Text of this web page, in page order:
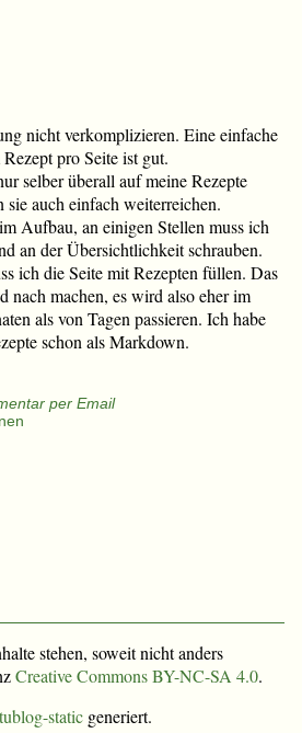
nicht verkomplizieren. Eine einfache
pro Seite ist gut.
selber überall auf meine Rezepte
sie auch einfach weiterreichen.
Aufbau, an einigen Stellen muss ich
an der Übersichtlichkeit schrauben.
ich die Seite mit Rezepten füllen. Das
nach machen, es wird also eher im
als von Tagen passieren. Ich habe
schon als Markdown.
per Email
stehen, soweit nicht anders
Creative Commons BY-NC-SA 4.0.
static generiert.